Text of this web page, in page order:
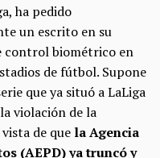
ha pedido
un escrito en su
control biométrico en
de fútbol. Supone
que ya situó a LaLiga
violación de la
de que la Agencia
(AEPD) ya truncó y